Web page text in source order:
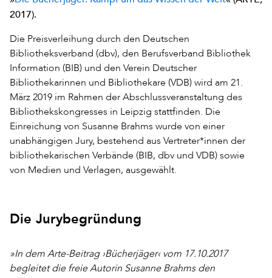
2017).
Die Preisverleihung durch den Deutschen
Bibliotheksverband (dbv), den Berufsverband Bibliothek
Information (BIB) und den Verein Deutscher
Bibliothekarinnen und Bibliothekare (VDB) wird am 21.
März 2019 im Rahmen der Abschlussveranstaltung des
Bibliothekskongresses in Leipzig stattfinden. Die
Einreichung von Susanne Brahms wurde von einer
unabhängigen Jury, bestehend aus Vertreter*innen der
bibliothekarischen Verbände (BIB, dbv und VDB) sowie
von Medien und Verlagen, ausgewählt.
Die Jurybegründung
»In dem Arte-Beitrag ›Bücherjäger‹ vom 17.10.2017
begleitet die freie Autorin Susanne Brahms den